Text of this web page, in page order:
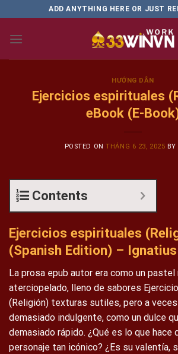
to
content
ADD ANYTHING HERE OR JUST
HƯỚNG DẪN
Ejercicios espirituales
eBook (E-
POSTED ONTHÁNG 6 23, 2025 BY
Contents
Ejercicios espirituales
(Spanish Edition) –
La prosa epub autor era como un pastel
aterciopelado, lleno de sabores
(Religión) texturas sutiles, pero a
demasiado indulgente, como un dulce
demasiado rápido. ¿Qué es lo que hace
personaje tan icónico? ¿Es su valentía,